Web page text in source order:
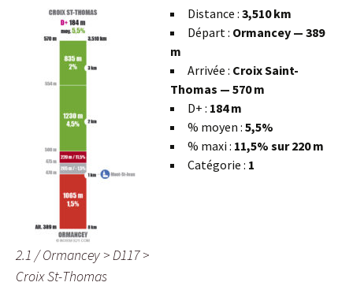
2.1 / Ormancey > D117 >
Croix St-Thomas
Distance : 3,510 km
Départ : Ormancey — 389
m
Arrivée : Croix Saint-
Thomas — 570 m
D+ : 184 m
% moyen : 5,5%
% maxi : 11,5% sur 220 m
Catégorie : 1